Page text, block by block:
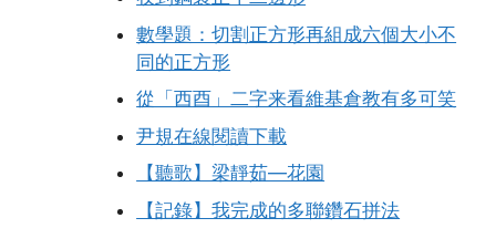
數學題：切割正方形再組成六個大小不
同的正方形
從「西酉」二字来看維基倉教有多可笑
尹規在線閱讀下載
【聽歌】梁靜茹—花園
【記錄】我完成的多聯鑽石拼法